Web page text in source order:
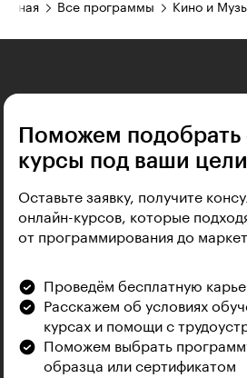
Все программы Кино и
Поможем подобрать
курсы под ваши цели
Оставьте заявку, получите
онлайн-курсов, которые
от программирования до
Проведём бесплатную
Расскажем об условиях
курсах и помощи с
Поможем выбрать
образца или сертификатом